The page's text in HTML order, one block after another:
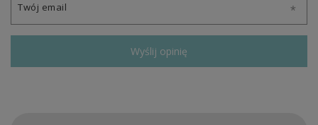
Twój email
Wyślij opinię